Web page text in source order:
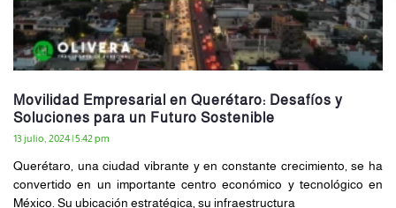
Movilidad Empresarial en Querétaro: Desafíos y
Soluciones para un Futuro Sostenible
13 julio, 2024 5:42 pm
Querétaro, una ciudad vibrante y en constante crecimiento, se ha
convertido en un importante centro económico y tecnológico en
México. Su ubicación estratégica, su infraestructura